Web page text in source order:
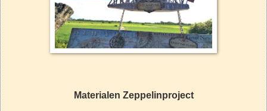
Materialen Zeppelinproject